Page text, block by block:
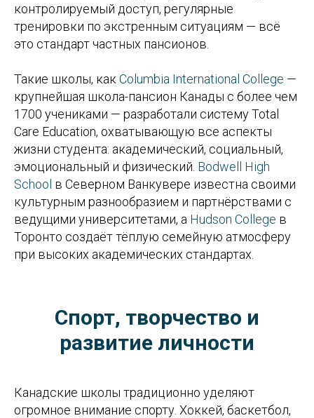
контролируемый доступ, регулярные
тренировки по экстренным ситуациям — всё
это стандарт частных пансионов.
Такие школы, как Columbia International College —
крупнейшая школа-пансион Канады с более чем
1700 учениками — разработали систему Total
Care Education, охватывающую все аспекты
жизни студента: академический, социальный,
эмоциональный и физический. Bodwell High
School в Северном Ванкувере известна своими
культурным разнообразием и партнёрствами с
ведущими университетами, а Hudson College в
Торонто создаёт тёплую семейную атмосферу
при высоких академических стандартах.
Спорт, творчество и
развитие личности
Канадские школы традиционно уделяют
огромное внимание спорту. Хоккей, баскетбол,